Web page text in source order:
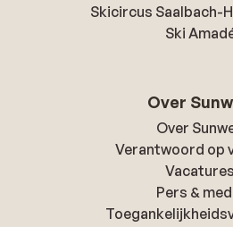
Skicircus Saalbach-
Ski
Over
Over
Verantwoord op
Vacatures
Pers &